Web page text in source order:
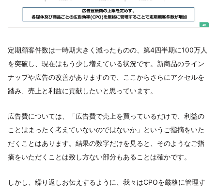
定期顧客件数は一時期大きく減ったものの、第4四半期に100万人
を突破し、現在はもう少し増えている状況です。新商品のライン
ナップや広告の改善がありますので、ここからさらにアクセルを
踏み、売上と利益に貢献したいと思っています。
広告費については、「広告費で売上を買っているだけで、利益の
ことはまったく考えていないのではないか」というご指摘をいた
だくことはあります。結果の数字だけを見ると、そのようなご指
摘をいただくことは致し方ない部分もあることは確かです。
しかし、繰り返しお伝えするように、我々はCPOを厳格に管理す